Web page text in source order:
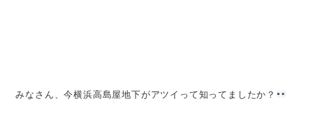
みなさん、今横浜高島屋地下がアツイって知ってましたか？